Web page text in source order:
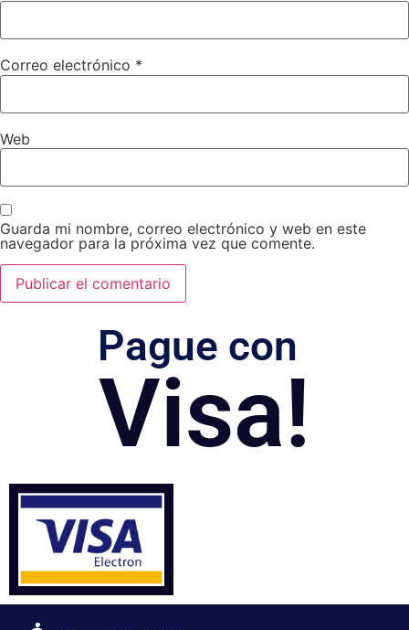
Correo electrónico *
Web
Guarda mi nombre, correo electrónico y web en este
navegador para la próxima vez que comente.
Pague con
Visa!